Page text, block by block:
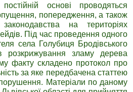
основі проводяться
попередження, а також
на територіях
Під час проведення одного
села Голубиця Бродівського
розкрижування зламу дерева
факту складено протокол про
за яке передбачена статтею
Матеріали по даному